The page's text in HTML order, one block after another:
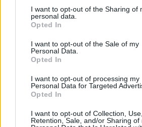
not limited to your visit or usage
grant or deny consent to Google and
use your data for below specified
consent section.
I want to opt-out of the Sharing of
personal data.
Opted In
I want to opt-out of the Sale of my
Personal Data.
Opted In
I want to opt-out of processing my
Personal Data for Targeted
Opted In
I want to opt-out of Collection, Use,
Retention, Sale, and/or Sharing of
“ΜΠΟΥΝΟΣ ψαροσαβούρας”
των ντόπιων ψαράδων,
του Αϊ Στράτη, της Σκύρου, του
Κορινθιακού, που συνδυάζονται
άριστες πρώτες ύλες,
αγάπη και σερβίρονται στο